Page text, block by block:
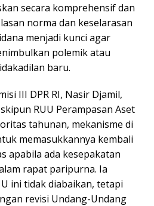
secara komprehensif dan
norma dan keselarasan
menjadi kunci agar
polemik atau
baru.
III DPR RI, Nasir Djamil,
RUU Perampasan Aset
tahunan, mekanisme di
memasukkannya kembali
apabila ada kesepakatan
rapat paripurna. Ia
ini tidak diabaikan, tetapi
revisi Undang-Undang